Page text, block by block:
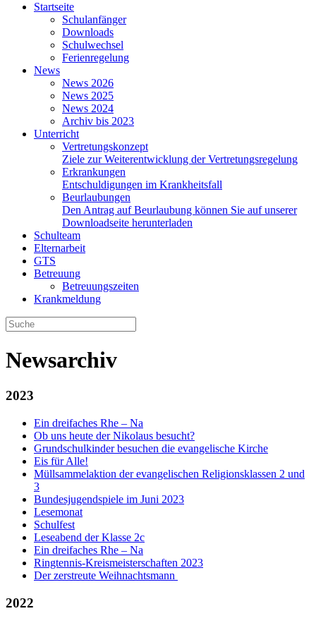
Startseite
Schulanfänger
Downloads
Schulwechsel
Ferienregelung
News
News 2026
News 2025
News 2024
Archiv bis 2023
Unterricht
Vertretungskonzept
Ziele zur Weiterentwicklung der Vertretungsregelung
Erkrankungen
Entschuldigungen im Krankheitsfall
Beurlaubungen
Den Antrag auf Beurlaubung können Sie auf unserer
Downloadseite herunterladen
Schulteam
Elternarbeit
GTS
Betreuung
Betreuungszeiten
Krankmeldung
Newsarchiv
2023
Ein dreifaches Rhe – Na
Ob uns heute der Nikolaus besucht?
Grundschulkinder besuchen die evangelische Kirche
Eis für Alle!
Müllsammelaktion der evangelischen Religionsklassen 2 und
3
Bundesjugendspiele im Juni 2023
Lesemonat
Schulfest
Leseabend der Klasse 2c
Ein dreifaches Rhe – Na
Ringtennis-Kreismeisterschaften 2023
Der zerstreute Weihnachtsmann
2022